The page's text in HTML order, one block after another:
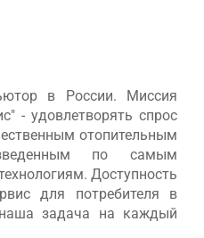
в России. Миссия
- удовлетворять спрос
отопительным
по самым
Доступность
для потребителя в
задача на каждый